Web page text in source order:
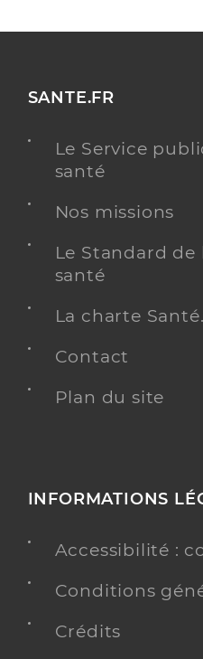
SANTE.FR
Le Service
santé
Nos missions
Le Standard de
santé
La charte
Contact
Plan du site
INFORMATIONS
Accessibilité :
Conditions
Crédits